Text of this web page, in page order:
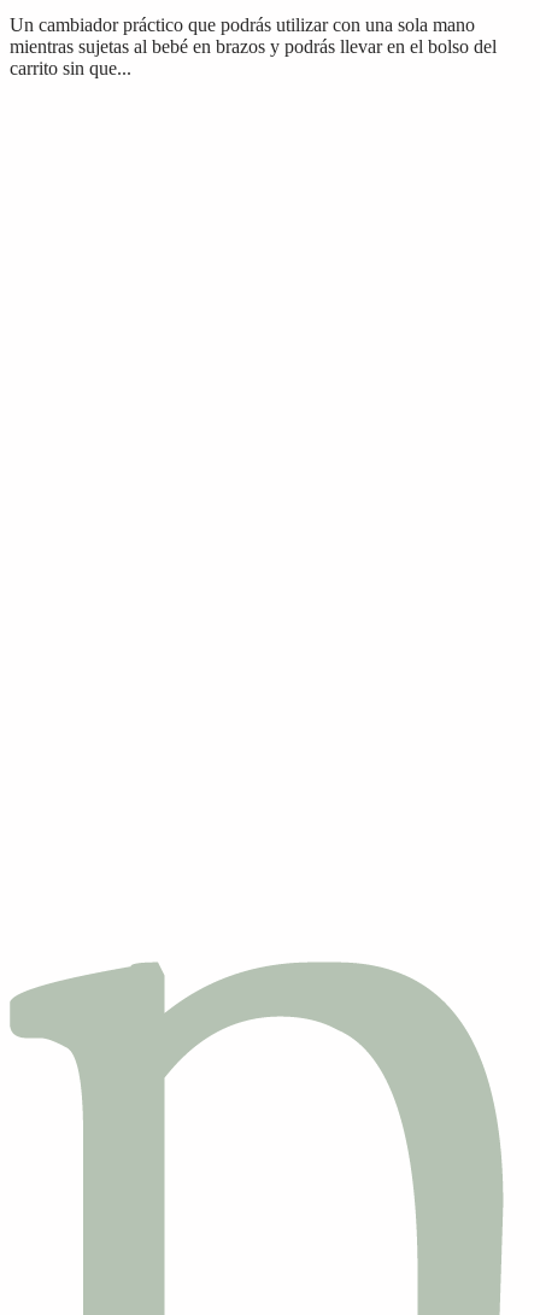
Un cambiador práctico que podrás utilizar con una sola mano
mientras sujetas al bebé en brazos y podrás llevar en el bolso del
carrito sin que...